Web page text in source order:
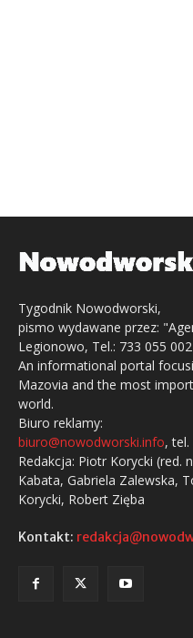
Tygodnik Nowodworski,
pismo wydawane przez:
Legionowo, Tel.: 733 055 002
An informational portal
Mazovia and the most
world.
Biuro reklamy:
biuro@nowodworski.info,
Redakcja: Piotr Korycki (red.
Kabata, Gabriela Zalewska,
Korycki, Robert Zięba
Kontakt: